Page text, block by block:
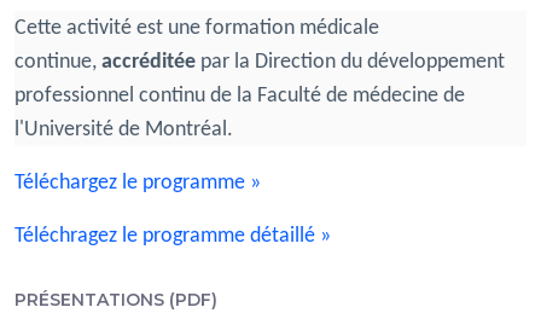
Cette activité est une formation médicale
continue, accréditée par la Direction du développement
professionnel continu de la Faculté de médecine de
l'Université de Montréal.
Téléchargez le programme »
Téléchragez le programme détaillé »
PRÉSENTATIONS (PDF)